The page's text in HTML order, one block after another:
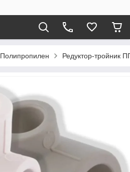
Полипропилен Редуктор-тройник